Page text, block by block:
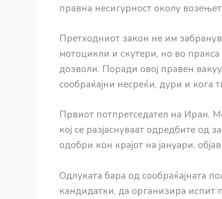
правна несигурност околу
Претходниот закон не им
мотоцикли и скутери, но во
дозволи. Поради овој правен
сообраќајни несреќи, дури и кога
Првиот потпретседател на Иран,
кој се разјаснуваат одредбите од
одобри кон крајот на јануари,
Одлуката бара од сообраќајната
кандидатки, да организира